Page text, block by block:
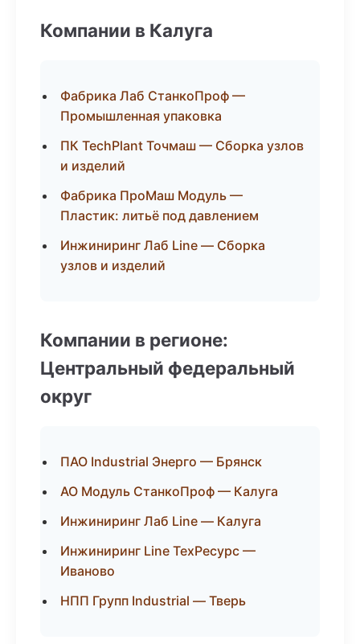
Компании в Калуга
Фабрика Лаб СтанкоПроф —
Промышленная упаковка
ПК TechPlant Точмаш — Сборка узлов
и изделий
Фабрика ПроМаш Модуль —
Пластик: литьё под давлением
Инжиниринг Лаб Line — Сборка
узлов и изделий
Компании в регионе:
Центральный федеральный
округ
ПАО Industrial Энерго — Брянск
АО Модуль СтанкоПроф — Калуга
Инжиниринг Лаб Line — Калуга
Инжиниринг Line ТехРесурс —
Иваново
НПП Групп Industrial — Тверь